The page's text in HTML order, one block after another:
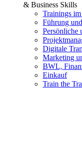
& Business Skills
Trainings
Führung
Persönliche
Digitale
Marketing
BWL,
Einkauf
Train the